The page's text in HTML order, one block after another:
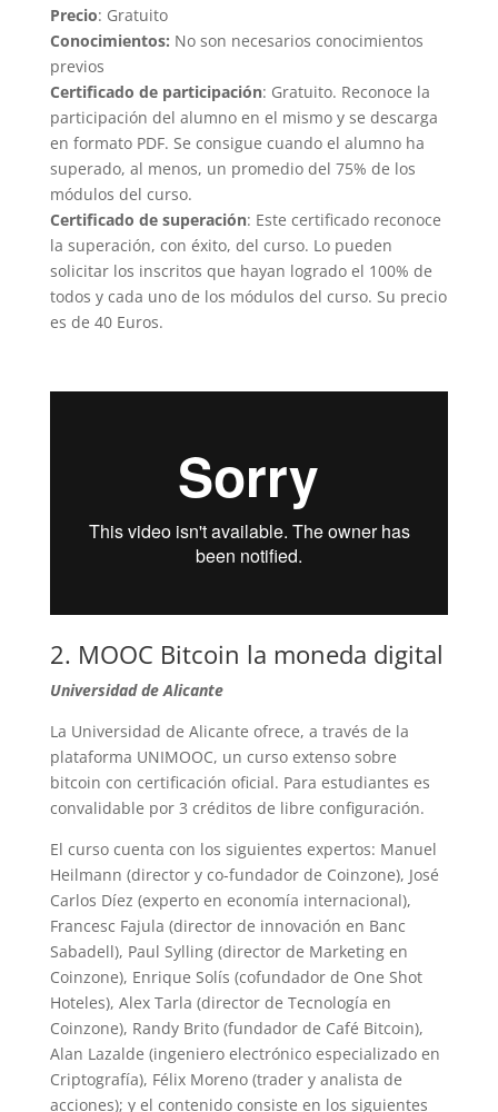
Precio: Gratuito
Conocimientos: No son necesarios conocimientos
previos
Certificado de participación: Gratuito. Reconoce la
participación del alumno en el mismo y se descarga
en formato PDF. Se consigue cuando el alumno ha
superado, al menos, un promedio del 75% de los
módulos del curso.
Certificado de superación: Este certificado reconoce
la superación, con éxito, del curso. Lo pueden
solicitar los inscritos que hayan logrado el 100% de
todos y cada uno de los módulos del curso. Su precio
es de 40 Euros.
2. MOOC Bitcoin la moneda digital
Universidad de Alicante
La Universidad de Alicante ofrece, a través de la
plataforma UNIMOOC, un curso extenso sobre
bitcoin con certificación oficial. Para estudiantes es
convalidable por 3 créditos de libre configuración.
El curso cuenta con los siguientes expertos: Manuel
Heilmann (director y co-fundador de Coinzone), José
Carlos Díez (experto en economía internacional),
Francesc Fajula (director de innovación en Banc
Sabadell), Paul Sylling (director de Marketing en
Coinzone), Enrique Solís (cofundador de One Shot
Hoteles), Alex Tarla (director de Tecnología en
Coinzone), Randy Brito (fundador de Café Bitcoin),
Alan Lazalde (ingeniero electrónico especializado en
Criptografía), Félix Moreno (trader y analista de
acciones); y el contenido consiste en los siguientes